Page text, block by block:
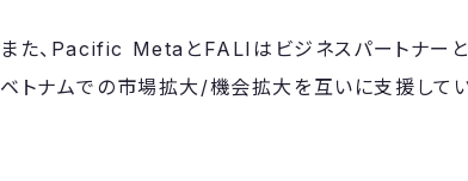
また、Pacific MetaとFALIはビジネスパートナーと
ベトナムでの市場拡大/機会拡大を互いに支援してい